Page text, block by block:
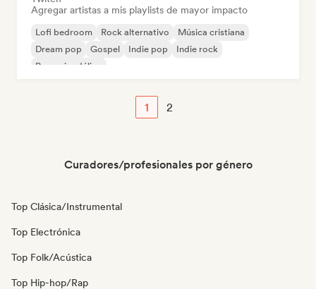
Agregar artistas a mis playlists de mayor impacto
Lofi bedroom Rock alternativo
Música cristiana
Dream pop
Gospel Indie pop
Indie rock
Pop psicodélico
1 2
Curadores/profesionales por género
Top Clásica/Instrumental
Top Electrónica
Top Folk/Acústica
Top Hip-hop/Rap